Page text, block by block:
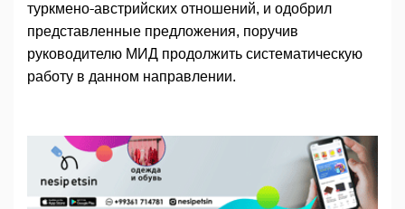
туркмено-австрийских отношений, и одобрил
представленные предложения, поручив
руководителю МИД продолжить систематическую
работу в данном направлении.